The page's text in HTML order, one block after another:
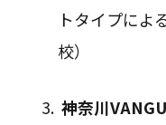
トタイプによ
校）
神奈川